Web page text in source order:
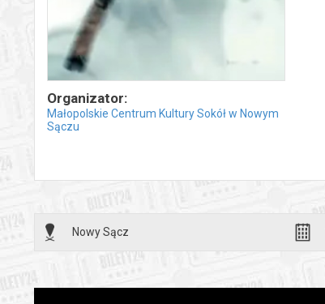
Organizator:
Małopolskie Centrum Kultury Sokół w Nowym
Sączu
Nowy Sącz